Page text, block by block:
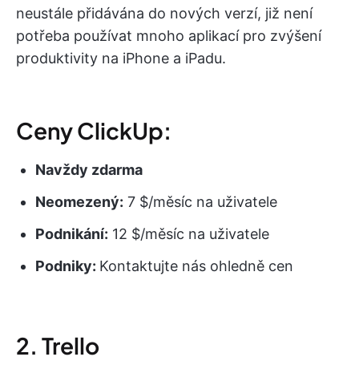
neustále přidávána do nových verzí, již není
potřeba používat mnoho aplikací pro zvýšení
produktivity na iPhone a iPadu.
Ceny ClickUp:
Navždy zdarma
Neomezený: 7 $/měsíc na uživatele
Podnikání: 12 $/měsíc na uživatele
Podniky: Kontaktujte nás ohledně cen
2. Trello